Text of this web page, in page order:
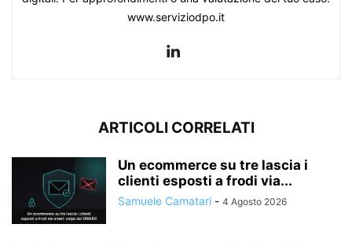
www.serviziodpo.it
ARTICOLI CORRELATI
Un ecommerce su tre lascia i
clienti esposti a frodi via...
Samuele Camatari - 4 Agosto 2026